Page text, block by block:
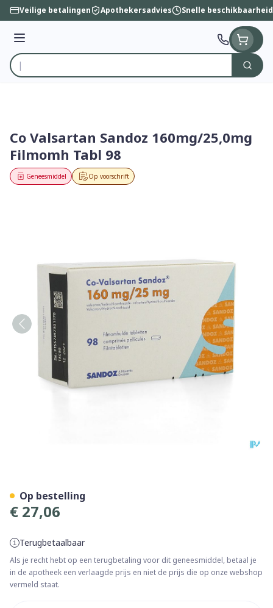
Ga naar de inhoud
Veilige betalingen Apothekersadvies Snelle beschikbaarheid
Menu
Product, merk, categorie...
Zoek
Co Valsartan Sandoz 160mg/25,0mg
Filmomh Tabl 98
Op voorschrift
Geneesmiddel
€ 27,06
Terugbetaalbaar
Als je recht hebt op een terugbetaling voor dit geneesmiddel, betaal je
in de apotheek een verlaagde prijs en niet de prijs die op onze webshop
vermeld staat.
Op bestelling